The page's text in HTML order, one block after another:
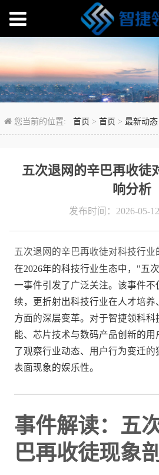
五次退网的辛
您当前的位置:首页 >首页 >最新动态
五次退网的辛巴再收徒
响分析
发布时间：2026-05-
五次退网的辛巴再收徒对科技行业
在2026年的科技行业生态中，"五
一事件引发了广泛关注。该事件不
续，更折射出科技行业在人才培养
方面的深层变革。对于智捷领科科
能、芯片技术与数码产品创新的
了观察行业动态、用户行为变迁
表面现象的娱乐性。
事件解读：五
巴再收徒现象